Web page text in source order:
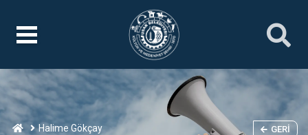
Halime Gökçay GERI